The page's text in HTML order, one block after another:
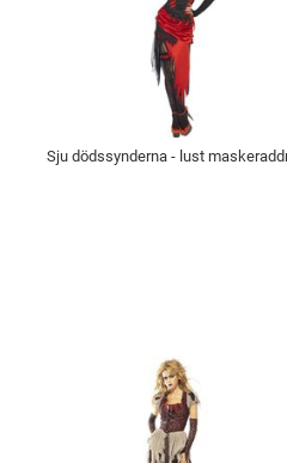
Sju dödssynderna - lust